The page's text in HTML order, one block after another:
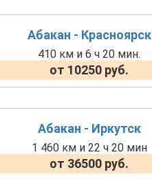
Абакан - Красноярск
410 км и 6 ч 20 мин.
от 10250 руб.
Абакан - Иркутск
1 460 км и 22 ч 20 мин
от 36500 руб.